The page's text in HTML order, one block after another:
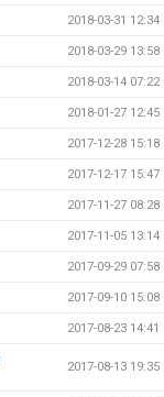
2018-03-31 12:34
2018-03-29 13:58
2018-03-14 07:22
2018-01-27 12:45
2017-12-28 15:18
2017-12-17 15:47
2017-11-27 08:28
2017-11-05 13:14
2017-09-29 07:58
2017-09-10 15:08
2017-08-23 14:41
2017-08-13 19:35